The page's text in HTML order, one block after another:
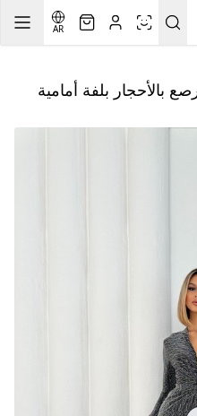
AR
بلفة أمامية